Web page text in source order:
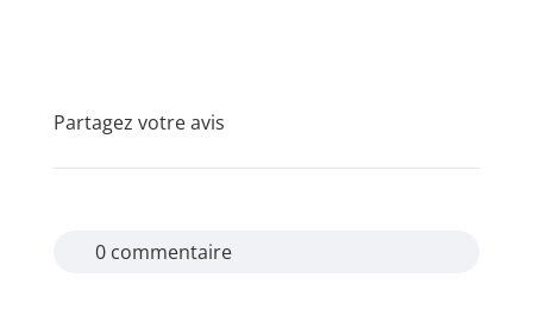
Partagez votre avis
0 commentaire